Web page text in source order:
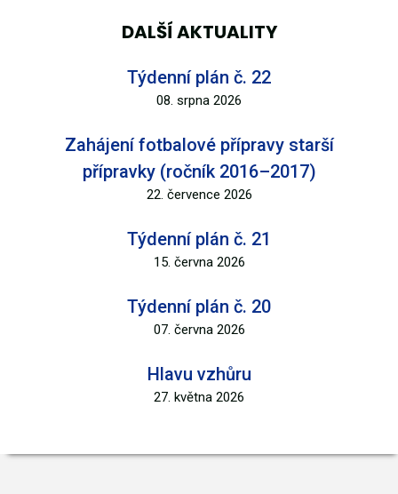
DALŠÍ AKTUALITY
Týdenní plán č. 22
08. srpna 2026
Zahájení fotbalové přípravy starší
přípravky (ročník 2016–2017)
22. července 2026
Týdenní plán č. 21
15. června 2026
Týdenní plán č. 20
07. června 2026
Hlavu vzhůru
27. května 2026